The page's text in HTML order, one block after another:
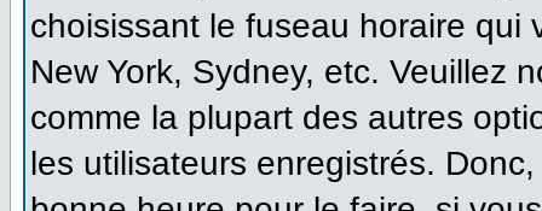
choisissant le fuseau horaire qui
New York, Sydney, etc. Veuillez
comme la plupart des autres
les utilisateurs enregistrés.